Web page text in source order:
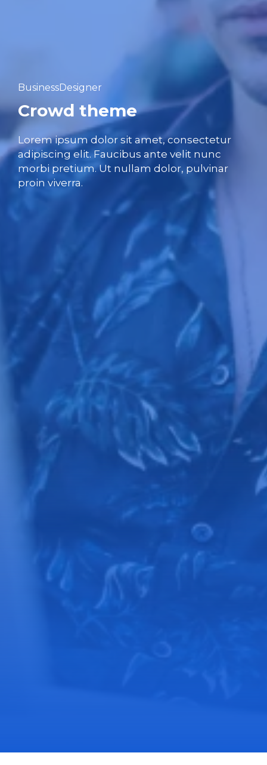
BusinessDesigner
Crowd theme
Lorem ipsum dolor sit amet, consectetur
adipiscing elit. Faucibus ante velit nunc
morbi pretium. Ut nullam dolor, pulvinar
proin viverra.